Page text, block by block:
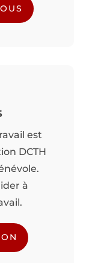
est
DCTH
à